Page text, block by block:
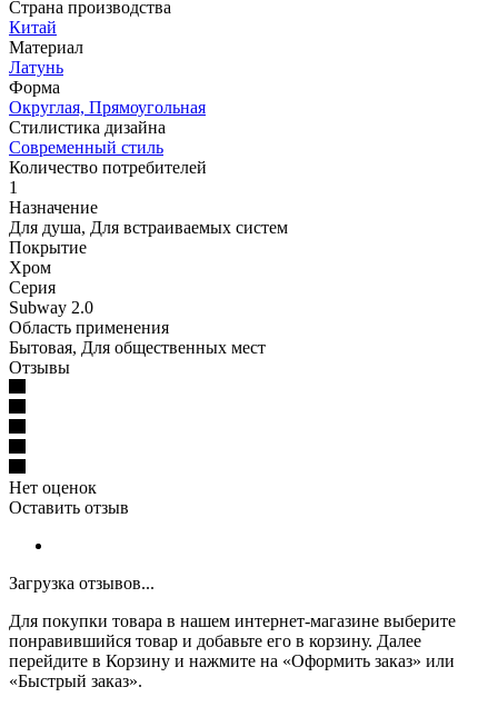
Страна производства
Китай
Материал
Латунь
Форма
Округлая, Прямоугольная
Стилистика дизайна
Современный стиль
Количество потребителей
1
Назначение
Для душа, Для встраиваемых систем
Покрытие
Хром
Серия
Subway 2.0
Область применения
Бытовая, Для общественных мест
Отзывы
Нет оценок
Оставить отзыв
Загрузка отзывов...
Для покупки товара в нашем интернет-магазине выберите
понравившийся товар и добавьте его в корзину. Далее
перейдите в Корзину и нажмите на «Оформить заказ» или
«Быстрый заказ».